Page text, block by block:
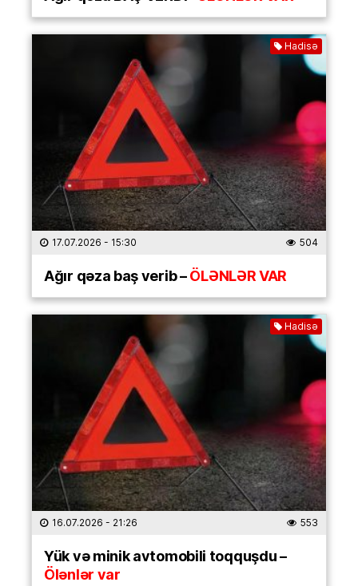
Hadisə
17.07.2026 - 15:30 504
Ağır qəza baş verib –ÖLƏNLƏR VAR
Hadisə
16.07.2026 - 21:26 553
Yük və minik avtomobili toqquşdu –
Ölənlər var